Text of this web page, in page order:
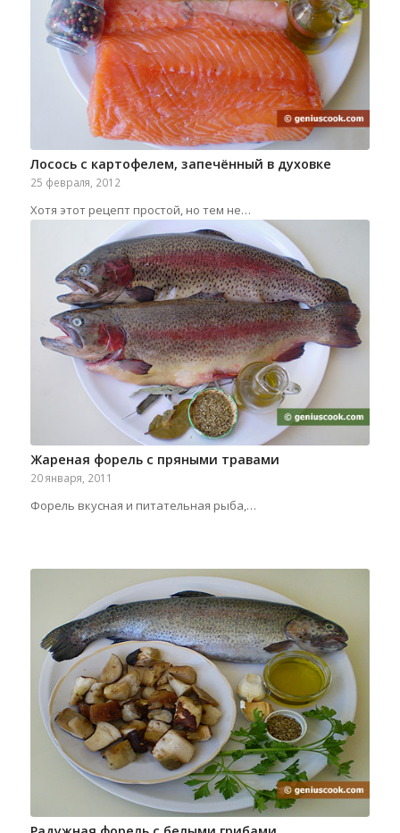
Лосось с картофелем, запечённый в духовке
25 февраля, 2012
Хотя этот рецепт простой, но тем не…
Жареная форель с пряными травами
20 января, 2011
Форель вкусная и питательная рыба,…